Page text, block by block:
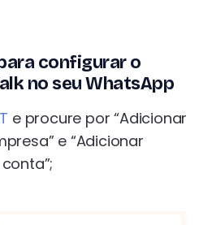
configurar o
no seu WhatsApp
e procure por “Adicionar
e “Adicionar